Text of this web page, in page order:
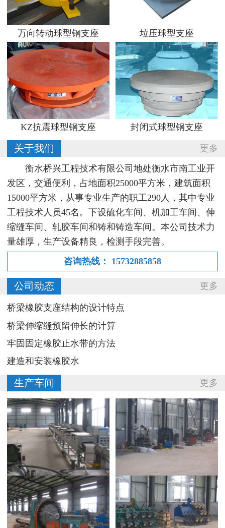
万向转动球型钢支座 垃压球型支座
KZ抗震球型钢支座 封闭式球型钢支座
更多
关于我们
衡水桥兴工程技术有限公司地处衡水市南工业开
发区，交通便利，占地面积25000平方米，建筑面积
15000平方米，从事专业生产的职工290人，其中专业
工程技术人员45名。下设硫化车间、机加工车间、伸
缩缝车间、轧胶车间和铸和铸造车间。本公司技术力
量雄厚，生产设备精良，检测手段完善。
咨询热线：
15732885858
更多
公司动态
桥梁橡胶支座结构的设计特点
桥梁伸缩缝预留伸长的计算
牢固固定橡胶止水带的方法
建造和安装橡胶水
更多
生产车间